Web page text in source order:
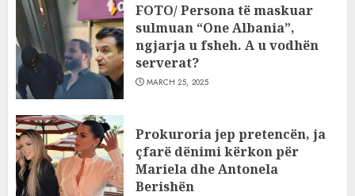
FOTO/ Persona të maskuar
sulmuan “One Albania”,
ngjarja u fsheh. A u vodhën
serverat?
MARCH 25, 2025
Prokuroria jep pretencën, ja
çfarë dënimi kërkon për
Mariela dhe Antonela
Berishën